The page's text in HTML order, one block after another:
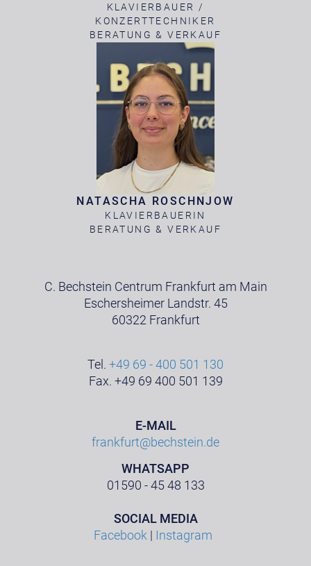
KLAVIERBAUER /
KONZERTTECHNIKER
BERATUNG & VERKAUF
NATASCHA ROSCHNJOW
KLAVIERBAUERIN
BERATUNG & VERKAUF
C. Bechstein Centrum Frankfurt am Main
Eschersheimer Landstr. 45
60322 Frankfurt
Tel. +49 69 - 400 501 130
Fax. +49 69 400 501 139
E-MAIL
frankfurt@bechstein.de
WHATSAPP
01590 - 45 48 133
SOCIAL MEDIA
Facebook | Instagram